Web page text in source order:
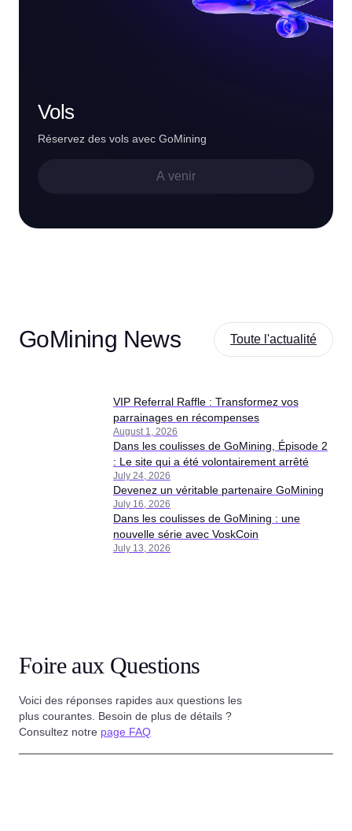
Vols
Réservez des vols avec GoMining
A venir
GoMining News Toute l'actualité
VIP Referral Raffle : Transformez vos
parrainages en récompenses
August 1, 2026
Dans les coulisses de GoMining, Épisode 2
: Le site qui a été volontairement arrêté
July 24, 2026
Devenez un véritable partenaire GoMining
July 16, 2026
Foire aux Questions
plus courantes. Besoin de plus de détails ?